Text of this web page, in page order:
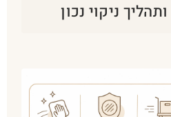
ניקוי נכון